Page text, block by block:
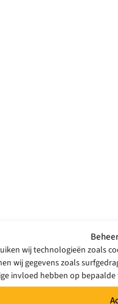
wij technologieën zoals
wij gegevens zoals
invloed hebben op